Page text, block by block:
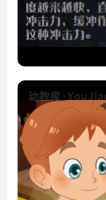
13 串联与并联
14 怎么提取指纹
15 有趣的密度
16 生活中的惯性
17 谁动了我的奶酪
18 一起来做动画片
19 为什么有磁铁
20 看不见的地磁